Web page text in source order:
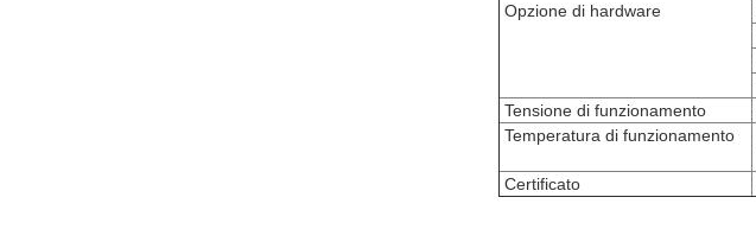
Opzione di hardware
Tensione di funzionamento
Temperatura di funzionamento
Certificato